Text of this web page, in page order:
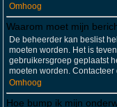
Omhoog
Waarom moet mijn
De beheerder kan beslist
moeten worden. Het is
gebruikersgroep geplaatst
moeten worden.
Omhoog
Hoe bump ik mijn